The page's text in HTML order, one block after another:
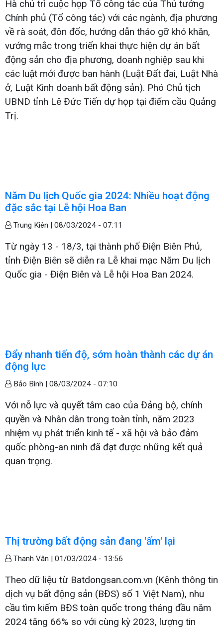
Hà chủ trì cuộc họp Tổ công tác của Thủ tướng
Chính phủ (Tổ công tác) với các ngành, địa phương
về rà soát, đôn đốc, hướng dẫn tháo gỡ khó khăn,
vướng mắc trong triển khai thực hiện dự án bất
động sản cho địa phương, doanh nghiệp sau khi
các luật mới được ban hành (Luật Đất đai, Luật Nhà
ở, Luật Kinh doanh bất động sản). Phó Chủ tịch
UBND tỉnh Lê Đức Tiến dự họp tại điểm cầu Quảng
Trị.
Năm Du lịch Quốc gia 2024: Nhiều hoạt động
đặc sắc tại Lễ hội Hoa Ban
Trung Kiên | 08/03/2024 - 07:11
Từ ngày 13 - 18/3, tại thành phố Điện Biên Phủ,
tỉnh Điện Biên sẽ diễn ra Lễ khai mạc Năm Du lịch
Quốc gia - Điện Biên và Lễ hội Hoa Ban 2024.
Đẩy nhanh tiến độ, sớm hoàn thành các dự án
động lực
Bảo Bình | 08/03/2024 - 07:10
Với nỗ lực và quyết tâm cao của Đảng bộ, chính
quyền và Nhân dân trong toàn tỉnh, năm 2023
nhiệm vụ phát triển kinh tế - xã hội và bảo đảm
quốc phòng-an ninh đã đạt được những kết quả
quan trọng.
Thị trường bất động sản đang 'ấm' lại
Thanh Vân | 01/03/2024 - 13:56
Theo dữ liệu từ Batdongsan.com.vn (Kênh thông tin
dịch vụ bất động sản (BĐS) số 1 Việt Nam), nhu
cầu tìm kiếm BĐS toàn quốc trong tháng đầu năm
2024 tăng 66% so với cùng kỳ 2023, lượng tin